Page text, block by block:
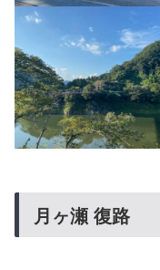
月ヶ瀬 復路